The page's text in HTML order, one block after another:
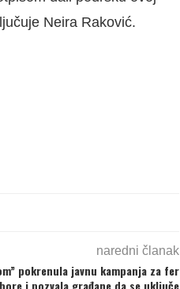
Neira Raković.
naredni članak
pokrenula javnu kampanja za fer
i pozvala građane da se uključe